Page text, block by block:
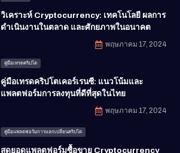
วิเคราะห์ Cryptocurrency: เทคโนโลยี ผลการ
ดำเนินงานในตลาด และศักยภาพในอนาคต
พฤษภาคม 17, 2024
คู่มือเทรดคริปโต
คู่มือเทรดคริปโตเคอร์เรนซี: แนวโน้มและ
แพลตฟอร์มการลงทุนที่ดีที่สุดในไทย
พฤษภาคม 17, 2024
คู่มือแพลตฟอร์มการแลกเปลี่ยนคริปโต
สุดยอดแพลตฟอร์มซื้อขาย Cryptocurrency